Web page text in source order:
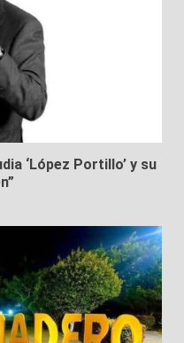
‘López Portillo’ y su